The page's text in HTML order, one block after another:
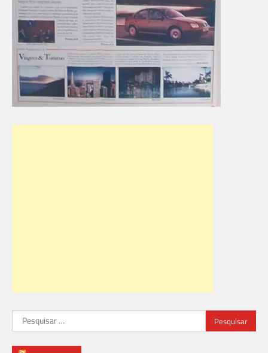
Pesquisar
por: